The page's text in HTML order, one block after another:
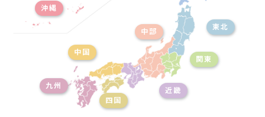
東北
関東
中部
近畿
中国
四国
九州
沖縄